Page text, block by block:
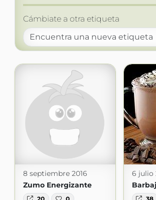
Cámbiate a otra etiqueta
8 septiembre 2016
Zumo Energizante
6 julio